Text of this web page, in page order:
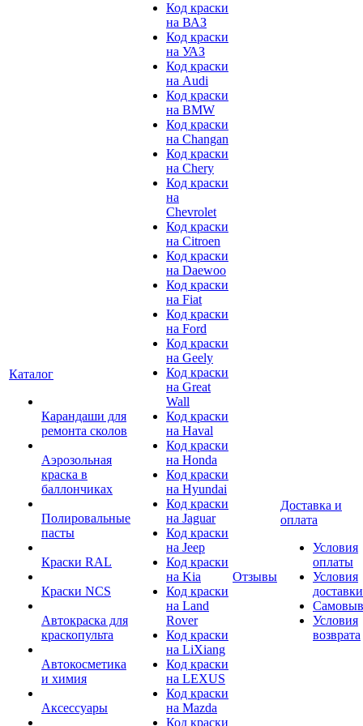
Каталог
Карандаши для
ремонта сколов
Аэрозольная
краска в
баллончиках
Полировальные
пасты
Краски RAL
Краски NCS
Автокраска для
краскопульта
Автокосметика
и химия
Аксессуары
Код краски
на ВАЗ
Код краски
на УАЗ
Код краски
на Audi
Код краски
на BMW
Код краски
на Changan
Код краски
на Chery
Код краски
на
Chevrolet
Код краски
на Citroen
Код краски
на Daewoo
Код краски
на Fiat
Код краски
на Ford
Код краски
на Geely
Код краски
на Great
Wall
Код краски
на Haval
Код краски
на Honda
Код краски
на Hyundai
Код краски
на Jaguar
Код краски
на Jeep
Код краски
на Kia
Код краски
на Land
Rover
Код краски
на LiXiang
Код краски
на LEXUS
Код краски
на Mazda
Код краски
Отзывы
Доставка и
оплата
Условия
оплаты
Условия
доставки
Условия
возврата